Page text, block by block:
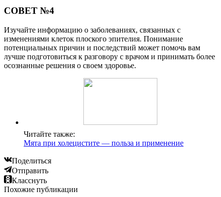
СОВЕТ №4
Изучайте информацию о заболеваниях, связанных с
изменениями клеток плоского эпителия. Понимание
потенциальных причин и последствий может помочь вам
лучше подготовиться к разговору с врачом и принимать более
осознанные решения о своем здоровье.
Читайте также:
Мята при холецистите — польза и применение
Поделиться
Отправить
Класснуть
Похожие публикации